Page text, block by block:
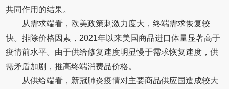
共同作用的结果。
从需求端看，欧美政策刺激力度大，终端需求恢复较
快。排除价格因素，2021年以来美国商品进口体量显著高于
疫情前水平。由于供给修复速度明显慢于需求恢复速度，供
需矛盾加剧，推高终端消费品价格。
从供给端看，新冠肺炎疫情对主要商品供应国造成较大